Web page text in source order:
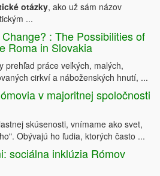
otázky, ako už sám názov
...
: The Possibilities of
Roma in Slovakia
prehľad práce veľkých, malých,
cirkví a náboženských hnutí, ...
v majoritnej spoločnosti
skúsenosti, vnímame ako svet,
Obývajú ho ľudia, ktorých často ...
sociálna inklúzia Rómov